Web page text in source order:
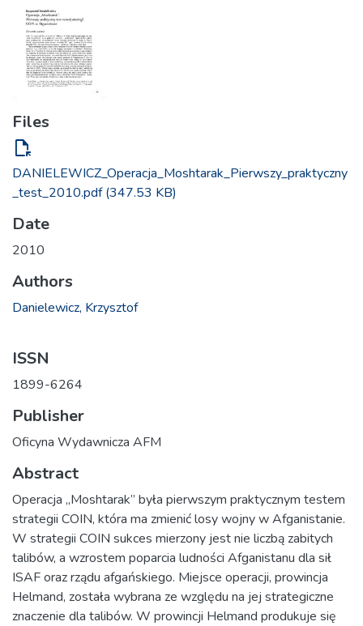
Files
file_open
DANIELEWICZ_Operacja_Moshtarak_Pierwszy_praktyczny
_test_2010.pdf(347.53 KB)
Date
2010
Authors
Danielewicz, Krzysztof
ISSN
1899-6264
Publisher
Oficyna Wydawnicza AFM
Abstract
Operacja „Moshtarak” była pierwszym praktycznym testem
strategii COIN, która ma zmienić losy wojny w Afganistanie.
W strategii COIN sukces mierzony jest nie liczbą zabitych
talibów, a wzrostem poparcia ludności Afganistanu dla sił
ISAF oraz rządu afgańskiego. Miejsce operacji, prowincja
Helmand, została wybrana ze względu na jej strategiczne
znaczenie dla talibów. W prowincji Helmand produkuje się